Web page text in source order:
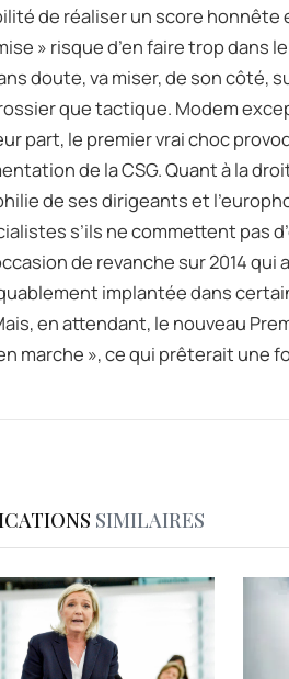
de réaliser un score honnête
» risque d’en faire trop dans
doute, va miser, de son côté,
que tactique. Modem
part, le premier vrai choc
de la CSG. Quant à la
de ses dirigeants et
s’ils ne commettent pas
de revanche sur 2014
implantée dans
en attendant, le nouveau
marche », ce qui prêterait une
SIMILAIRES